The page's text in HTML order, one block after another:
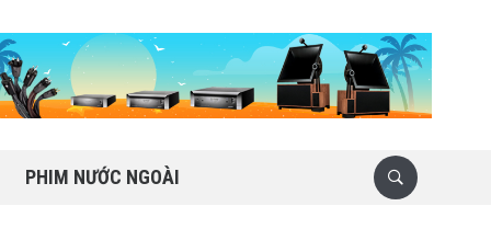
PHIM NƯỚC NGOÀI